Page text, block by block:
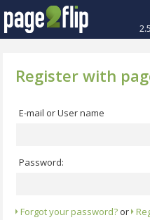
2.5
Register with
E-mail or User name
Password:
Forgot your password? or